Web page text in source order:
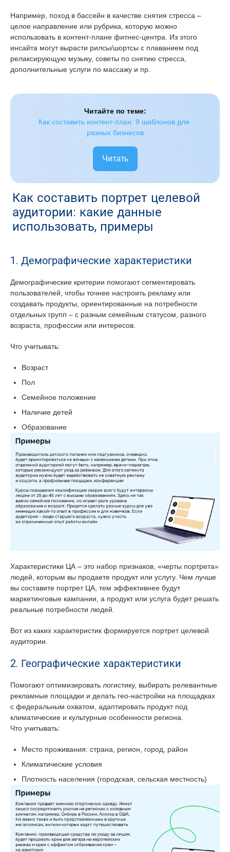
Например, поход в бассейн в качестве снятия стресса –
целое направление или рубрика, которую можно
использовать в контент-плане фитнес-центра. Из этого
инсайта могут вырасти рилсы/шортсы с плаванием под
релаксирующую музыку, советы по снятию стресса,
дополнительные услуги по массажу и пр.
Читайте по теме:
Как составить контент-план: 9 шаблонов для
разных бизнесов
Читать
Как составить портрет целевой
аудитории: какие данные
использовать, примеры
1. Демографические характеристики
Демографические критерии помогают сегментировать
пользователей, чтобы точнее настроить рекламу или
создавать продукты, ориентированные на потребности
отдельных групп – с разным семейным статусом, разного
возраста, профессии или интересов.
Что учитывать:
Возраст
Пол
Семейное положение
Наличие детей
Образование
Характеристики ЦА – это набор признаков, «черты портрета»
людей, которым вы продаете продукт или услугу. Чем лучше
вы составите портрет ЦА, тем эффективнее будут
маркетинговые кампании, а продукт или услуга будет решать
реальные потребности людей.
Вот из каких характеристик формируется портрет целевой
аудитории.
2. Географические характеристики
Помогают оптимизировать логистику, выбирать релевантные
рекламные площадки и делать гео-настройки на площадках
с федеральным охватом, адаптировать продукт под
климатические и культурные особенности региона.
Что учитывать:
Место проживания: страна, регион, город, район
Климатические условия
Плотность населения (городская, сельская местность)